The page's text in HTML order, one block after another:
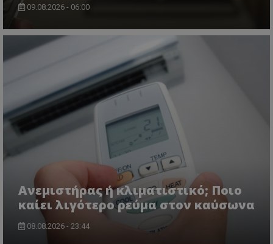
09.08.2026 - 06:00
Ανεμιστήρας ή κλιματιστικό; Ποιο
καίει λιγότερο ρεύμα στον καύσωνα
08.08.2026 - 23:44